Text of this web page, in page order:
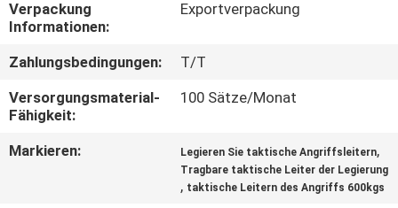
TRETEN
SIE
MIT
UNS
IN
Verpackung
Informationen:
Exportverpackung
Zahlungsbedingungen:
T/T
Versorgungsmaterial-
Fähigkeit:
100 Sätze/Monat
Markieren: Legieren Sie taktische Angriffsleitern,
Tragbare taktische Leiter der Legierung
, taktische Leitern des Angriffs 600kgs